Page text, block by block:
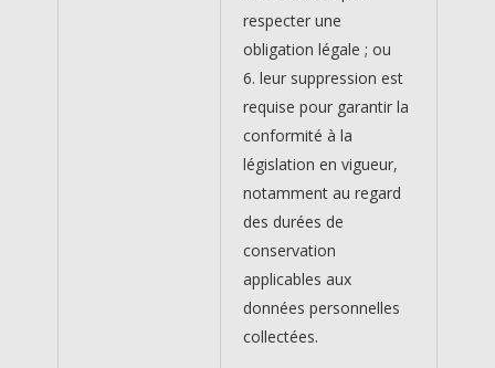
respecter une
obligation légale ; ou
leur suppression est
requise pour garantir la
conformité à la
législation en vigueur,
notamment au regard
des durées de
conservation
applicables aux
données personnelles
collectées.